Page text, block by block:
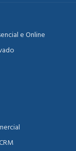
e Online